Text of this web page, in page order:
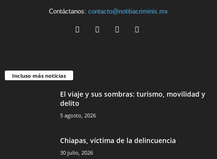
Contáctanos: contacto@notitiacriminis.mx
Incluso más noticias
El viaje y sus sombras: turismo, movilidad y
delito
5 agosto, 2026
Chiapas, víctima de la delincuencia
30 julio, 2026